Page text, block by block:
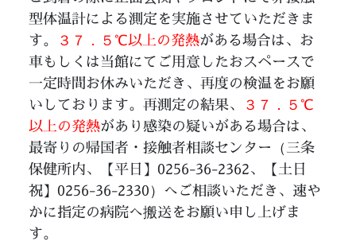
型体温計による測定を実施させていただきま
す。 ３７．５℃以上の発熱がある場合は、お
車もしくは当館にてご用意したおスペースで
一定時間お休みいただき、再度の検温をお願
いしております。再測定の結果、 ３７．５℃
以上の発熱があり感染の疑いがある場合は、
最寄りの帰国者・接触者相談センター（三条
保健所内、【平日】0256-36-2362、【土日
祝】0256-36-2330）へご相談いただき、速や
かに指定の病院へ搬送をお願い申し上げま
す。